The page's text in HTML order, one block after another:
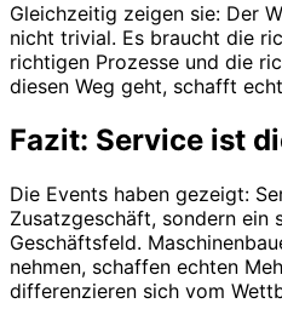
Gleichzeitig zeigen sie: Der
nicht trivial. Es braucht die
richtigen Prozesse und die
diesen Weg geht, schafft
Fazit: Service ist
Die Events haben gezeigt:
Zusatzgeschäft, sondern ein
Geschäftsfeld.
nehmen, schaffen echten
differenzieren sich vom